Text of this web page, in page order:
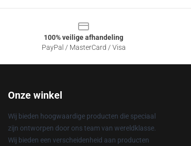
100% veilige afhandeling
PayPal / MasterCard / Visa
Onze winkel
Wij bieden hoogwaardige producten die speciaal
zijn ontworpen door ons team van wereldklasse.
Wij bieden een verscheidenheid aan producten